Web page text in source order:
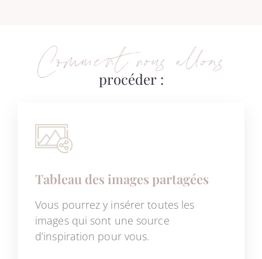
Comment nous allons
procéder :
Tableau des images partagées
Vous pourrez y insérer toutes les
images qui sont une source
d’inspiration pour vous.